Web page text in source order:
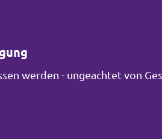
werden - ungeachtet von